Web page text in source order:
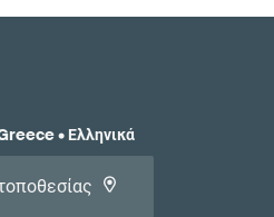
• Ελληνικά